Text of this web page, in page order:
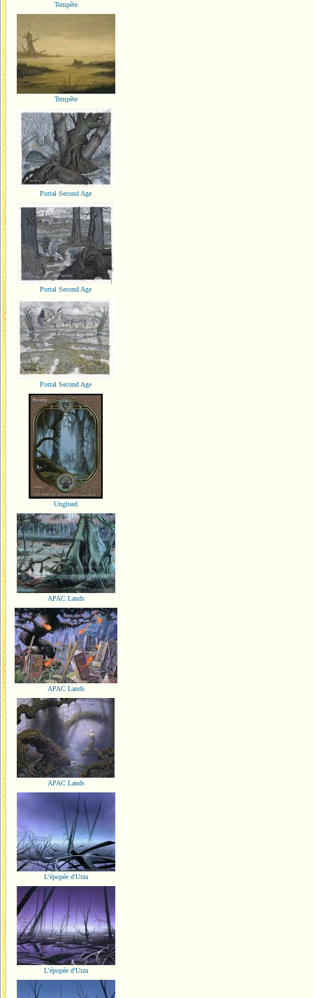
Tempête
Tempête
Portal Second Age
Portal Second Age
Portal Second Age
Unglued
APAC Lands
APAC Lands
APAC Lands
L'épopée d'Urza
L'épopée d'Urza